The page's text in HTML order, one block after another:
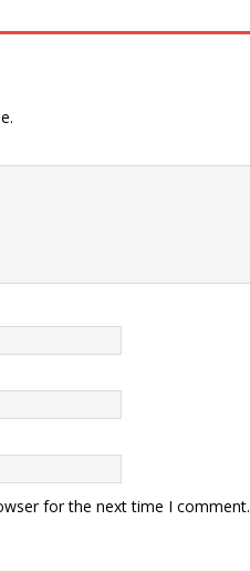
for the next time I comment.